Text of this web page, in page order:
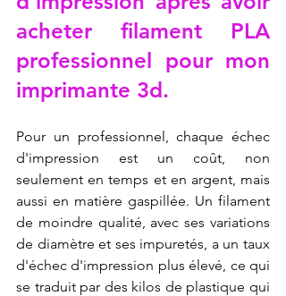
acheter filament PLA
professionnel pour mon
imprimante 3d.
Pour un professionnel, chaque échec
d'impression est un coût, non
seulement en temps et en argent, mais
aussi en matière gaspillée. Un filament
de moindre qualité, avec ses variations
de diamètre et ses impuretés, a un taux
d'échec d'impression plus élevé, ce qui
se traduit par des kilos de plastique qui